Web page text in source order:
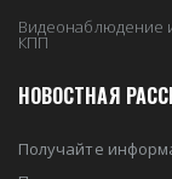
Видеонаблюдение
КПП
НОВОСТНАЯ
Получайте